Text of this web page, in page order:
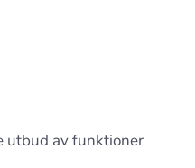
utbud av funktioner